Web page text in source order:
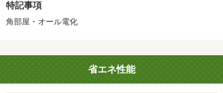
施工会社：株式会社熊谷組
＼予約なしでも大歓迎！／【小牧市２店舗あり！Ｇｏｏｇ
す！キッズコーナー完備！ベビーベッド（小牧）・おむつ
交換台（味岡）完備！お子様連れの方も安心してお越しい
ただけます♪無料ドリンクのサービスもございます！毎月イ
特記事項
角部屋・オール電化
省エネ性能